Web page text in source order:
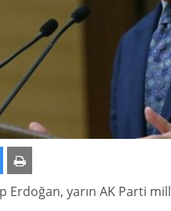
Erdoğan, yarın AK Parti